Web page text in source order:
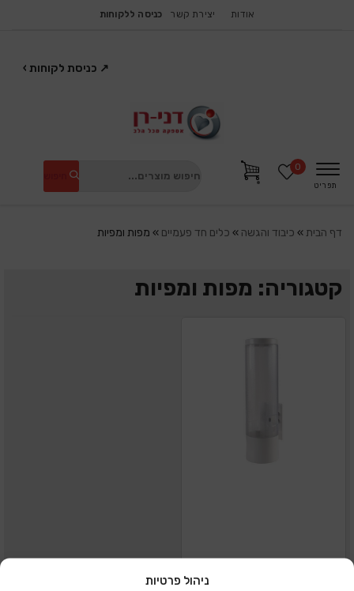
ניהול פרטיות
אודות יצירת קשר כניסה ללקוחות
↗ כניסת לקוחות ›
תפריט
0
דף הבית» כיבוד והגשה » כלים חד פעמיים » מפות ומפיות
קטגוריה: מפות ומפיות